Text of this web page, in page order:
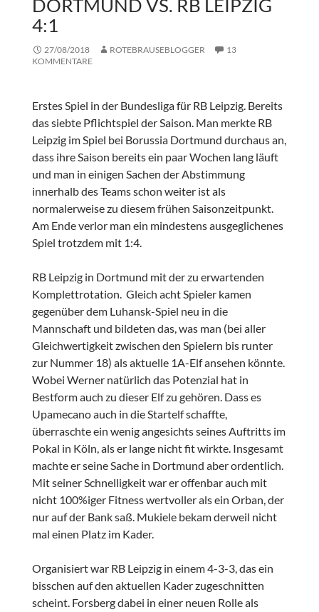
DORTMUND VS. RB LEIPZIG
4:1
27/08/2018 ROTEBRAUSEBLOGGER
13
KOMMENTARE
Erstes Spiel in der Bundesliga für RB Leipzig. Bereits
das siebte Pflichtspiel der Saison. Man merkte RB
Leipzig im Spiel bei Borussia Dortmund durchaus an,
dass ihre Saison bereits ein paar Wochen lang läuft
und man in einigen Sachen der Abstimmung
innerhalb des Teams schon weiter ist als
normalerweise zu diesem frühen Saisonzeitpunkt.
Am Ende verlor man ein mindestens ausgeglichenes
Spiel trotzdem mit 1:4.
RB Leipzig in Dortmund mit der zu erwartenden
Komplettrotation. Gleich acht Spieler kamen
gegenüber dem Luhansk-Spiel neu in die
Mannschaft und bildeten das, was man (bei aller
Gleichwertigkeit zwischen den Spielern bis runter
zur Nummer 18) als aktuelle 1A-Elf ansehen könnte.
Wobei Werner natürlich das Potenzial hat in
Bestform auch zu dieser Elf zu gehören. Dass es
Upamecano auch in die Startelf schaffte,
überraschte ein wenig angesichts seines Auftritts im
Pokal in Köln, als er lange nicht fit wirkte. Insgesamt
machte er seine Sache in Dortmund aber ordentlich.
Mit seiner Schnelligkeit war er offenbar auch mit
nicht 100%iger Fitness wertvoller als ein Orban, der
nur auf der Bank saß. Mukiele bekam derweil nicht
mal einen Platz im Kader.
Organisiert war RB Leipzig in einem 4-3-3, das ein
bisschen auf den aktuellen Kader zugeschnitten
scheint. Forsberg dabei in einer neuen Rolle als